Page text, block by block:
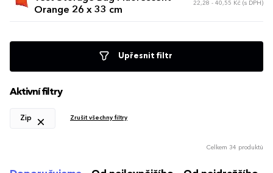
Orange 26 x 33 cm
22,28 - 40,55 Kč (s DPH)
Upřesnit filtr
Aktivní filtry
Zip Zrušit všechny filtry
Celkem 34 produktů